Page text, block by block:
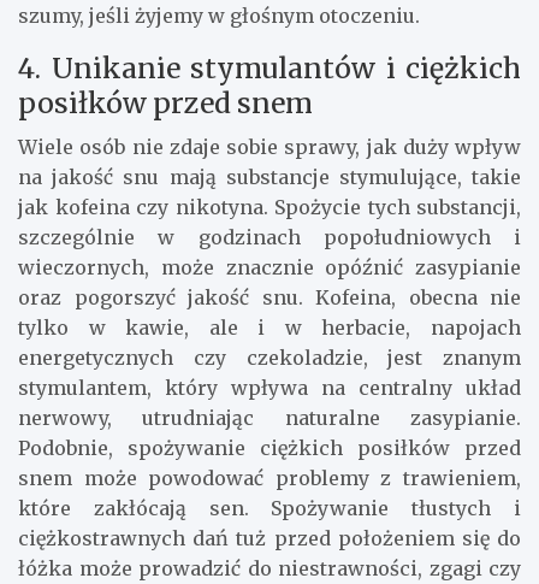
szumy, jeśli żyjemy w głośnym otoczeniu.
4. Unikanie stymulantów i ciężkich
posiłków przed snem
Wiele osób nie zdaje sobie sprawy, jak duży wpływ
na jakość snu mają substancje stymulujące, takie
jak kofeina czy nikotyna. Spożycie tych substancji,
szczególnie w godzinach popołudniowych i
wieczornych, może znacznie opóźnić zasypianie
oraz pogorszyć jakość snu. Kofeina, obecna nie
tylko w kawie, ale i w herbacie, napojach
energetycznych czy czekoladzie, jest znanym
stymulantem, który wpływa na centralny układ
nerwowy, utrudniając naturalne zasypianie.
Podobnie, spożywanie ciężkich posiłków przed
snem może powodować problemy z trawieniem,
które zakłócają sen. Spożywanie tłustych i
ciężkostrawnych dań tuż przed położeniem się do
łóżka może prowadzić do niestrawności, zgagi czy